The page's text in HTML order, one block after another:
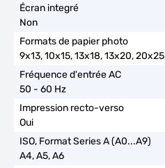
Non
9x13, 10x15, 13x18, 13x20, 20x25
50 - 60 Hz
Oui
A4, A5, A6